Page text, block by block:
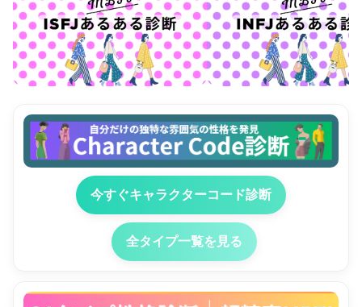
今すぐキャラクターコード診断
全タイプ一覧を見る